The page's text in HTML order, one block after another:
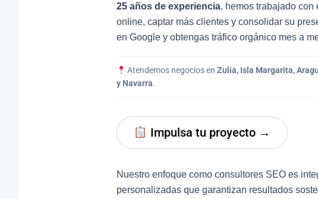
25 años de experiencia, hemos trabajado
online, captar más clientes y consolidar su
en Google y obtengas tráfico orgánico mes a
Atendemos negocios enZulia, Isla Margarita,
y Navarra.
Impulsa tu proyecto →
Nuestro enfoque como consultores SEO es
personalizadas que garantizan resultados